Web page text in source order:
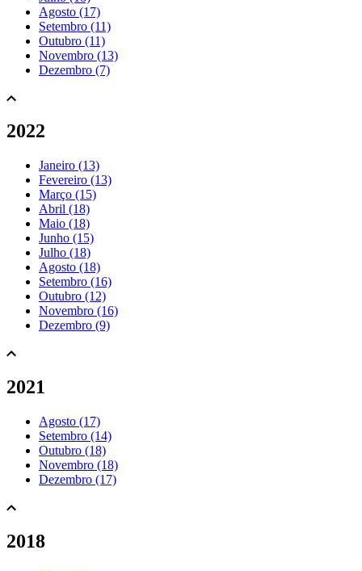
Agosto (17)
Setembro (11)
Outubro (11)
Novembro (13)
Dezembro (7)
2022
Janeiro (13)
Fevereiro (13)
Março (15)
Abril (18)
Maio (18)
Junho (15)
Julho (18)
Agosto (18)
Setembro (16)
Outubro (12)
Novembro (16)
Dezembro (9)
2021
Agosto (17)
Setembro (14)
Outubro (18)
Novembro (18)
Dezembro (17)
2018